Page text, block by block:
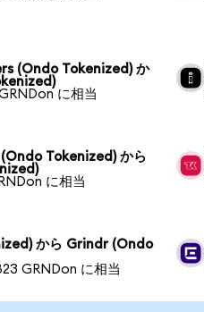
(Ondo Tokenized) か
に相当
Tokenized) から
に相当
から Grindr (Ondo
GRNDon に相当